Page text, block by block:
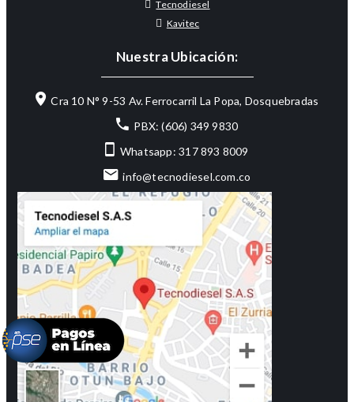
Tecnodiesel
Kavitec
Nuestra Ubicación:
Cra 10 N° 9-53 Av. Ferrocarril La Popa, Dosquebradas
PBX: (606) 349 9830
Whatsapp: 317 893 8009
info@tecnodiesel.com.co